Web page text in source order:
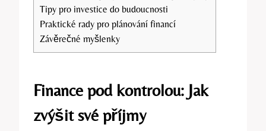
Tipy pro investice do budoucnosti
Praktické rady pro plánování financí
Závěrečné myšlenky
Finance pod kontrolou: Jak
zvýšit své příjmy